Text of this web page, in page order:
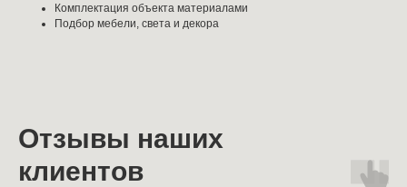
Комплектация объекта материалами
Подбор мебели, света и декора
Отзывы наших
клиентов